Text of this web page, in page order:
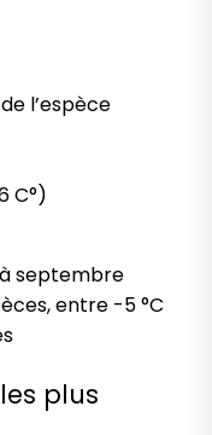
l’espèce
C°)
septembre
entre -5 °C
plus